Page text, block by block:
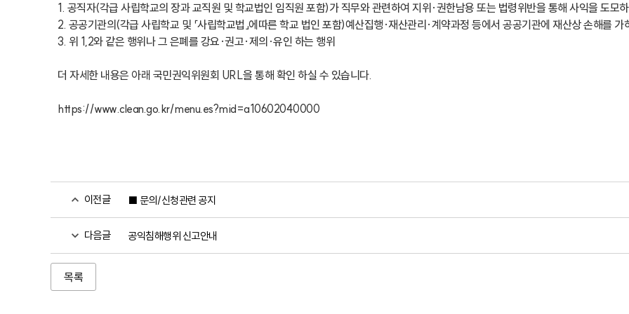
1. 공직자(각급 사립학교의 장과 교직원 및 학교법인 임직원 포함)가 직무와 관련하여 지위·권한남용 또는 법령위반을 통해 사익을 도모
2. 공공기관의(각급 사립학교 및 「사립학교법」에따른 학교 법인 포함)예산집행·재산관리·계약과정 등에서 공공기관에 재산상 손해를 가
3. 위 1,2와 같은 행위나 그 은폐를 강요·권고·제의∙유인 하는 행위
더 자세한 내용은 아래 국민권익위원회 URL을 통해 확인 하실 수 있습니다.
https://www.clean.go.kr/menu.es?mid=a10602040000
이전글 ■ 문의/신청관련 공지
다음글 공익침해행위 신고안내
목록